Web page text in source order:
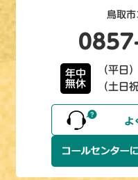
鳥取
年中
無休
（平日
（土日